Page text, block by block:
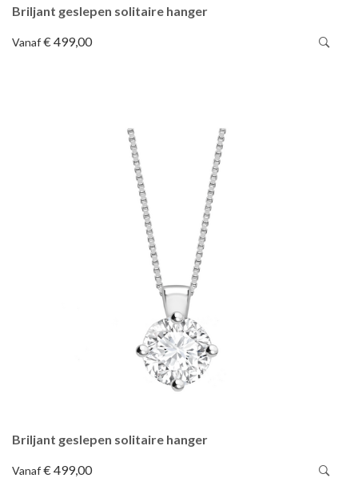
Briljant geslepen solitaire hanger
Vanaf€ 499,00
Briljant geslepen solitaire hanger
Vanaf€ 499,00